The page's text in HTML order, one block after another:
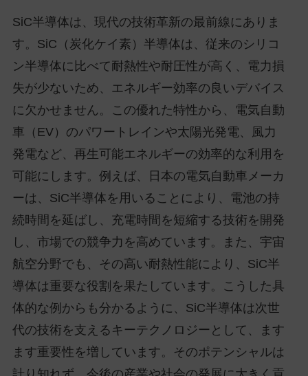
SiC半導体は、現代の技術革新の最前線にありま
す。SiC（炭化ケイ素）半導体は、従来のシリコ
ン半導体に比べて耐熱性や耐圧性が高く、電力損
失が少ないため、エネルギー効率の良いデバイス
に欠かせません。この優れた特性から、電気自動
車（EV）のパワートレインや太陽光発電、風力
発電など、再生可能エネルギーの効率的な利用を
可能にします。例えば、日本の電気自動車メーカ
ーは、SiC半導体を用いることにより、電池の持
続時間を延ばし、充電時間を短縮する技術を開発
し、市場での競争力を高めています。また、宇宙
航空分野でも、その高い耐熱性能により、SiC半
導体は重要な役割を果たしています。こうした具
体的な例からも分かるように、SiC半導体は次世
代の技術を支えるキーテクノロジーとして、ます
ます重要性を増しています。そのポテンシャルは